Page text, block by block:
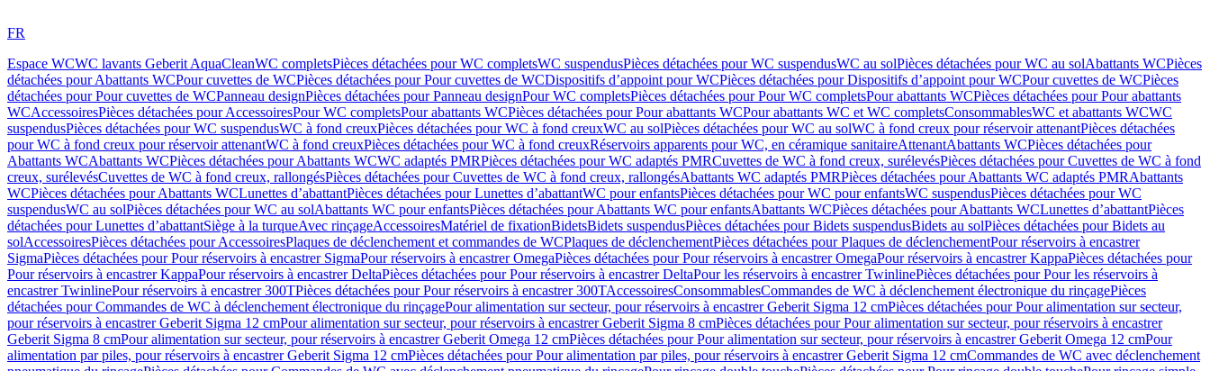
FR
Espace WCWC lavants Geberit AquaCleanWC completsPièces détachées pour WC completsWC suspendusPièces détachées pour WC suspendusWC au solPièces détachées pour WC au solAbattants WCPièces
détachées pour Abattants WCPour cuvettes de WCPièces détachées pour Pour cuvettes de WCDispositifs d’appoint pour WCPièces détachées pour Dispositifs d’appoint pour WCPour cuvettes de WCPièces
détachées pour Pour cuvettes de WCPanneau designPièces détachées pour Panneau designPour WC completsPièces détachées pour Pour WC completsPour abattants WCPièces détachées pour Pour abattants
WCAccessoiresPièces détachées pour AccessoiresPour WC completsPour abattants WCPièces détachées pour Pour abattants WCPour abattants WC et WC completsConsommablesWC et abattants WCWC
suspendusPièces détachées pour WC suspendusWC à fond creuxPièces détachées pour WC à fond creuxWC au solPièces détachées pour WC au solWC à fond creux pour réservoir attenantPièces détachées
pour WC à fond creux pour réservoir attenantWC à fond creuxPièces détachées pour WC à fond creuxRéservoirs apparents pour WC, en céramique sanitaireAttenantAbattants WCPièces détachées pour
Abattants WCAbattants WCPièces détachées pour Abattants WCWC adaptés PMRPièces détachées pour WC adaptés PMRCuvettes de WC à fond creux, surélevésPièces détachées pour Cuvettes de WC à fond
creux, surélevésCuvettes de WC à fond creux, rallongésPièces détachées pour Cuvettes de WC à fond creux, rallongésAbattants WC adaptés PMRPièces détachées pour Abattants WC adaptés PMRAbattants
WCPièces détachées pour Abattants WCLunettes d’abattantPièces détachées pour Lunettes d’abattantWC pour enfantsPièces détachées pour WC pour enfantsWC suspendusPièces détachées pour WC
suspendusWC au solPièces détachées pour WC au solAbattants WC pour enfantsPièces détachées pour Abattants WC pour enfantsAbattants WCPièces détachées pour Abattants WCLunettes d’abattantPièces
détachées pour Lunettes d’abattantSiège à la turqueAvec rinçageAccessoiresMatériel de fixationBidetsBidets suspendusPièces détachées pour Bidets suspendusBidets au solPièces détachées pour Bidets au
solAccessoiresPièces détachées pour AccessoiresPlaques de déclenchement et commandes de WCPlaques de déclenchementPièces détachées pour Plaques de déclenchementPour réservoirs à encastrer
SigmaPièces détachées pour Pour réservoirs à encastrer SigmaPour réservoirs à encastrer OmegaPièces détachées pour Pour réservoirs à encastrer OmegaPour réservoirs à encastrer KappaPièces détachées pour
Pour réservoirs à encastrer KappaPour réservoirs à encastrer DeltaPièces détachées pour Pour réservoirs à encastrer DeltaPour les réservoirs à encastrer TwinlinePièces détachées pour Pour les réservoirs à
encastrer TwinlinePour réservoirs à encastrer 300TPièces détachées pour Pour réservoirs à encastrer 300TAccessoiresConsommablesCommandes de WC à déclenchement électronique du rinçagePièces
détachées pour Commandes de WC à déclenchement électronique du rinçagePour alimentation sur secteur, pour réservoirs à encastrer Geberit Sigma 12 cmPièces détachées pour Pour alimentation sur secteur,
pour réservoirs à encastrer Geberit Sigma 12 cmPour alimentation sur secteur, pour réservoirs à encastrer Geberit Sigma 8 cmPièces détachées pour Pour alimentation sur secteur, pour réservoirs à encastrer
Geberit Sigma 8 cmPour alimentation sur secteur, pour réservoirs à encastrer Geberit Omega 12 cmPièces détachées pour Pour alimentation sur secteur, pour réservoirs à encastrer Geberit Omega 12 cmPour
alimentation par piles, pour réservoirs à encastrer Geberit Sigma 12 cmPièces détachées pour Pour alimentation par piles, pour réservoirs à encastrer Geberit Sigma 12 cmCommandes de WC avec déclenchement